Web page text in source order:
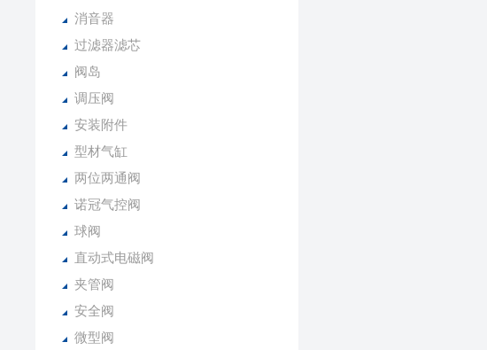
消音器
过滤器滤芯
阀岛
调压阀
安装附件
型材气缸
两位两通阀
诺冠气控阀
球阀
直动式电磁阀
夹管阀
安全阀
微型阀